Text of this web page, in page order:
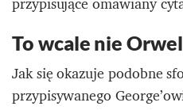
To wcale nie
Jak się okazuje podobne
przypisywanego